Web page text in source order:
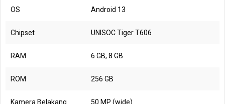
OS Android 13
Chipset UNISOC Tiger T606
RAM 6 GB, 8 GB
ROM 256 GB
Kamera Belakang 50 MP (wide)